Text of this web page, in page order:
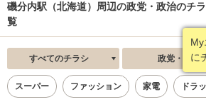
磯分内駅（北海道）周辺の政党・政治のチ
覧
に
すべてのチラシ 政党・政治
スーパー ファッション 家電 ドラ